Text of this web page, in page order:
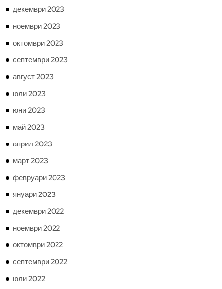
декември 2023
ноември 2023
октомври 2023
септември 2023
август 2023
юли 2023
юни 2023
май 2023
април 2023
март 2023
февруари 2023
януари 2023
декември 2022
ноември 2022
октомври 2022
септември 2022
юли 2022